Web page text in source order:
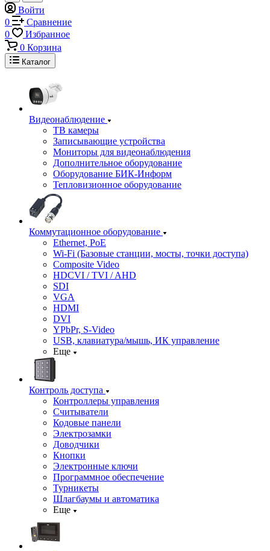
Войти
0
Сравнение
0
Избранное
0 Корзина
Каталог
Видеонаблюдение
ТВ камеры
Записывающие устройства
Мониторы для видеонаблюдения
Дополнительное оборудование
Оборудование БИК-Информ
Тепловизионное оборудование
Коммутационное оборудование
Ethernet, PoE
Wi-Fi (Базовые станции, мосты, точки доступа)
Composite Video
HDCVI / TVI / AHD
SDI
VGA
HDMI
DVI
YPbPr, S-Video
USB, клавиатура/мышь, ИК управление
Еще
Контроль доступа
Контроллеры управления
Считыватели
Кодовые панели
Электрозамки
Доводчики
Кнопки
Электронные ключи
Программное обеспечение
Турникеты
Шлагбаумы и автоматика
Еще